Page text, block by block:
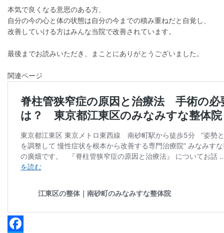
本気で良くなる意思のある方、
自分の今の心と体の状態は自分の今までの積み重ねだと自覚し、
改善していける方はみんな当院で改善されています。
最後までお読みいただき、まことにありがとうございました。
関連ページ